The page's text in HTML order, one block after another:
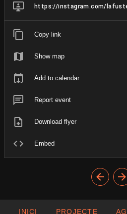
https://instagram.com/
Copy link
Show map
Add to calendar
Report event
Download flyer
Embed
INICI PROJECTE